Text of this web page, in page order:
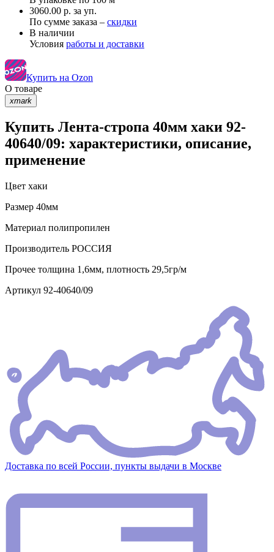
3060.00 р. за уп.
По сумме заказа – скидки
В наличии
Условия работы и доставки
Купить на Ozon
О товаре
xmark
Купить Лента-стропа 40мм хаки 92-
40640/09: характеристики, описание,
применение
Цвет хаки
Размер 40мм
Материал полипропилен
Производитель РОССИЯ
Прочее толщина 1,6мм, плотность 29,5гр/м
Артикул 92-40640/09
Доставка по всей России, пункты выдачи в Москве